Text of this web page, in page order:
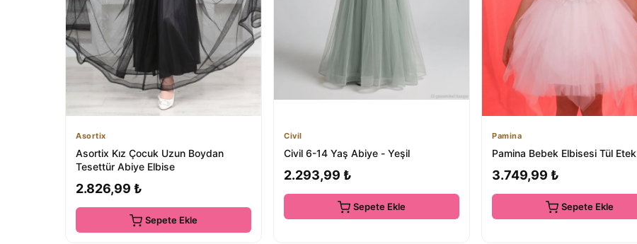
Asortix
Asortix Kız Çocuk Uzun Boydan
Tesettür Abiye Elbise
2.826,99 ₺
Sepete Ekle
Civil
Civil 6-14 Yaş Abiye - Yeşil
2.293,99 ₺
Sepete Ekle
Pamina
Pamina Bebek Elbisesi Tül Etek
3.749,99 ₺
Sepete Ekle